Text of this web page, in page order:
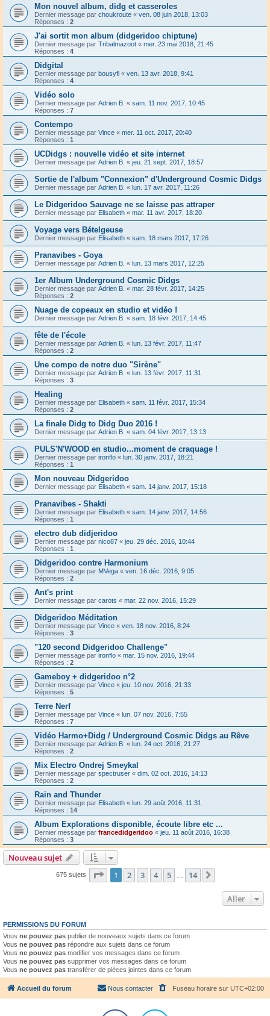
Mon nouvel album, didg et casseroles
Dernier message par choukroute « ven. 08 juin 2018, 13:03
Réponses : 2
J'ai sortit mon album (didgeridoo chiptune)
Dernier message par Tribalmazoot « mer. 23 mai 2018, 21:45
Réponses : 4
Didgital
Dernier message par bousyfl « ven. 13 avr. 2018, 9:41
Réponses : 4
Vidéo solo
Dernier message par Adrien B. « sam. 11 nov. 2017, 10:45
Réponses : 7
Contempo
Dernier message par Vince « mer. 11 oct. 2017, 20:40
Réponses : 1
UCDidgs : nouvelle vidéo et site internet
Dernier message par Adrien B. « jeu. 21 sept. 2017, 18:57
Sortie de l'album "Connexion" d'Underground Cosmic Didgs
Dernier message par Adrien B. « lun. 17 avr. 2017, 11:26
Le Didgeridoo Sauvage ne se laisse pas attraper
Dernier message par Elisabeth « mar. 11 avr. 2017, 18:20
Voyage vers Bételgeuse
Dernier message par Elisabeth « sam. 18 mars 2017, 17:26
Pranavibes - Goya
Dernier message par Adrien B. « lun. 13 mars 2017, 12:25
1er Album Underground Cosmic Didgs
Dernier message par Adrien B. « mar. 28 févr. 2017, 14:25
Réponses : 2
Nuage de copeaux en studio et vidéo !
Dernier message par Adrien B. « sam. 18 févr. 2017, 14:45
fête de l'école
Dernier message par Adrien B. « lun. 13 févr. 2017, 11:47
Réponses : 2
Une compo de notre duo "Sirène"
Dernier message par Adrien B. « lun. 13 févr. 2017, 11:31
Réponses : 3
Healing
Dernier message par Elisabeth « sam. 11 févr. 2017, 15:34
Réponses : 2
La finale Didg to Didg Duo 2016 !
Dernier message par Adrien B. « sam. 04 févr. 2017, 13:13
PULS'N'WOOD en studio...moment de craquage !
Dernier message par ironflo « lun. 30 janv. 2017, 18:21
Réponses : 1
Mon nouveau Didgeridoo
Dernier message par Elisabeth « sam. 14 janv. 2017, 15:18
Pranavibes - Shakti
Dernier message par Elisabeth « sam. 14 janv. 2017, 14:56
Réponses : 1
electro dub didjeridoo
Dernier message par nico87 « jeu. 29 déc. 2016, 10:44
Réponses : 1
Didgeridoo contre Harmonium
Dernier message par MVega « ven. 16 déc. 2016, 9:05
Réponses : 2
Ant's print
Dernier message par carots « mar. 22 nov. 2016, 15:29
Didgeridoo Méditation
Dernier message par Vince « ven. 18 nov. 2016, 8:24
Réponses : 3
"120 second Didgeridoo Challenge"
Dernier message par ironflo « mar. 15 nov. 2016, 19:44
Réponses : 2
Gameboy + didgeridoo n°2
Dernier message par Vince « jeu. 10 nov. 2016, 21:33
Réponses : 5
Terre Nerf
Dernier message par Vince « lun. 07 nov. 2016, 7:55
Réponses : 7
Vidéo Harmo+Didg / Underground Cosmic Didgs au Rêve
Dernier message par Adrien B. « lun. 24 oct. 2016, 21:27
Réponses : 2
Mix Electro Ondrej Smeykal
Dernier message par spectruser « dim. 02 oct. 2016, 14:13
Réponses : 2
Rain and Thunder
Dernier message par Elisabeth « lun. 29 août 2016, 11:31
Réponses : 14
Album Explorations disponible, écoute libre etc ...
Dernier message par francedidgeridoo « jeu. 11 août 2016, 16:38
Réponses : 3
Nouveau sujet
675 sujets Page 1sur14
1 2 3 4 5 14
Aller
PERMISSIONS DU FORUM
Vous ne pouvez pas publier de nouveaux sujets dans ce forum
Vous ne pouvez pas répondre aux sujets dans ce forum
Vous ne pouvez pas modifier vos messages dans ce forum
Vous ne pouvez pas supprimer vos messages dans ce forum
Vous ne pouvez pas transférer de pièces jointes dans ce forum
Accueil du forum Fuseau horaire sur UTC+02:00
Nous contacter